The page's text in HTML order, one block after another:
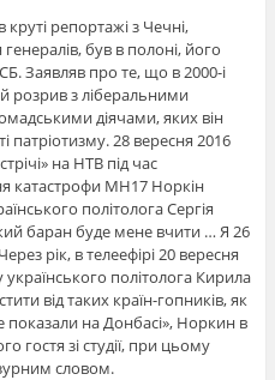
репортажі з Чечні,
був в полоні, його
Заявляв про те, що в 2000-і
розрив з ліберальними
діячами, яких він
патріотизму. 28 вересня 2016
на НТВ під час
катастрофи MH17 Норкін
політолога Сергія
баран буде мене вчити … Я 26
рік, в телеефірі 20 вересня
українського політолога Кирила
від таких країн-гопників, як
показали на Донбасі», Норкин в
гостя зі студії, при цьому
словом.